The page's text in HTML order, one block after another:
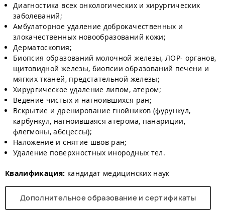
Диагностика всех онкологических и хирургических
заболеваний;
Амбулаторное удаление доброкачественных и
злокачественных новообразований кожи;
Дерматоскопия;
Биопсия образований молочной железы, ЛОР- органов,
щитовидной железы, биопсии образований печени и
мягких тканей, предстательной железы;
Хирургическое удаление липом, атером;
Ведение чистых и нагноившихся ран;
Вскрытие и дренирование гнойников (фурункул,
карбункул, нагноившаяся атерома, панариции,
флегмоны, абсцессы);
Наложение и снятие швов ран;
Удаление поверхностных инородных тел.
Квалификация: кандидат медицинских наук
Дополнительное образование и сертификаты